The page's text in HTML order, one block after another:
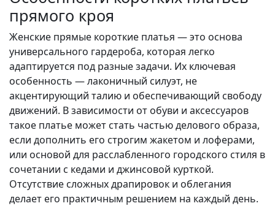
прямого кроя
Женские прямые короткие платья — это основа
универсального гардероба, которая легко
адаптируется под разные задачи. Их ключевая
особенность — лаконичный силуэт, не
акцентирующий талию и обеспечивающий свободу
движений. В зависимости от обуви и аксессуаров
такое платье может стать частью делового образа,
если дополнить его строгим жакетом и лоферами,
или основой для расслабленного городского стиля в
сочетании с кедами и джинсовой курткой.
Отсутствие сложных драпировок и облегания
делает его практичным решением на каждый день.